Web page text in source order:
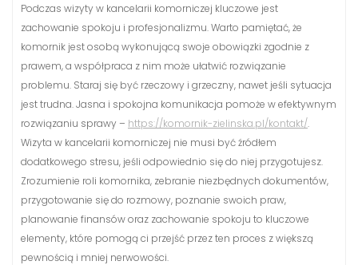
Podczas wizyty w kancelarii komorniczej kluczowe jest
zachowanie spokoju i profesjonalizmu. Warto pamiętać, że
komornik jest osobą wykonującą swoje obowiązki zgodnie z
prawem, a współpraca z nim może ułatwić rozwiązanie
problemu. Staraj się być rzeczowy i grzeczny, nawet jeśli sytuacja
jest trudna. Jasna i spokojna komunikacja pomoże w efektywnym
rozwiązaniu sprawy – https://komornik-zielinska.pl/kontakt/.
Wizyta w kancelarii komorniczej nie musi być źródłem
dodatkowego stresu, jeśli odpowiednio się do niej przygotujesz.
Zrozumienie roli komornika, zebranie niezbędnych dokumentów,
przygotowanie się do rozmowy, poznanie swoich praw,
planowanie finansów oraz zachowanie spokoju to kluczowe
elementy, które pomogą ci przejść przez ten proces z większą
pewnością i mniej nerwowości.